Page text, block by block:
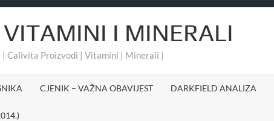
I MINERALI
Calivita Proizvodi | Vitamini | Minerali |
CJENIK – VAŽNA OBAVIJEST DARKFIELD ANALIZA